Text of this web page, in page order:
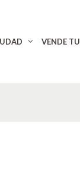
VENDE